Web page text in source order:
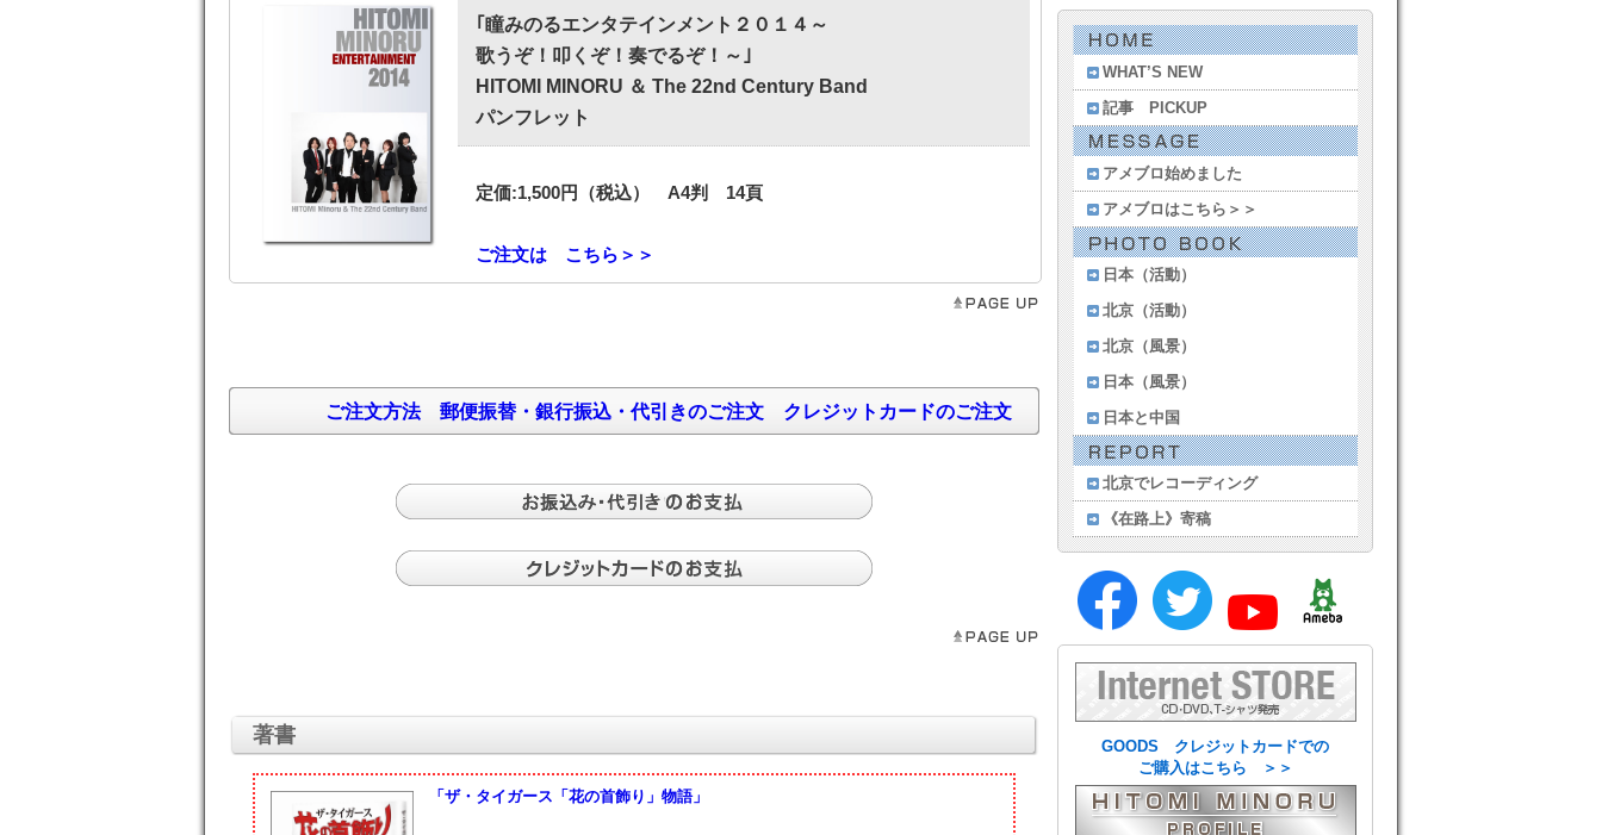
｢瞳みのるエンタテインメント２０１４～
歌うぞ！叩くぞ！奏でるぞ！～｣
HITOMI MINORU ＆ The 22nd Century Band
パンフレット
定価:1,500円（税込） A4判 14頁
ご注文は こちら＞＞
ご注文方法 郵便振替・銀行振込・代引きのご注文 クレジットカードのご注文
著書
「ザ・タイガース「花の首飾り」物語」
WHAT’S NEW
記事 PICKUP
アメブロ始めました
アメブロはこちら＞＞
日本（活動）
北京（活動）
北京（風景）
日本（風景）
日本と中国
北京でレコーディング
《在路上》寄稿
GOODS クレジットカードでの
ご購入はこちら ＞＞